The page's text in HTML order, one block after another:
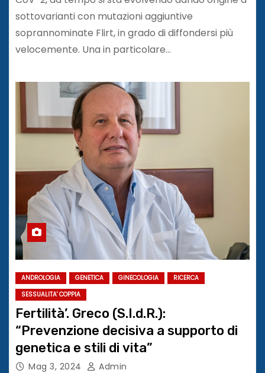
sottovarianti con mutazioni aggiuntive
soprannominate Flirt, in grado di diffondersi più
velocemente. Una in particolare…
ANDROLOGIA GENETICA GINECOLOGIA
RICERCA
SESSUALITA' COPPIA
Fertilità’. Greco (S.I.d.R.):
“Prevenzione decisiva a supporto di
genetica e stili di vita”
Mag 3, 2024 Admin